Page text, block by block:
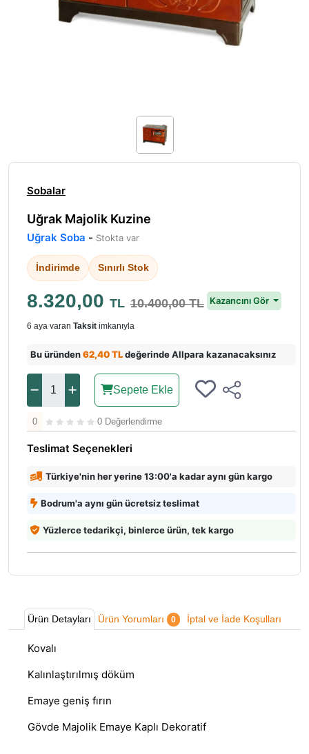
Sobalar
Uğrak Majolik Kuzine
Uğrak Soba - Stokta var
İndirimde Sınırlı Stok
8.320,00 TL 10.400,00 TL Kazancını Gör
6 aya varan Taksit imkanıyla
Bu üründen62,40 TLdeğerinde Allpara kazanacaksınız
Sepete Ekle
0 0 Değerlendirme
Teslimat Seçenekleri
Türkiye'nin her yerine 13:00'a kadar aynı gün kargo
Bodrum'a aynı gün ücretsiz teslimat
Yüzlerce tedarikçi, binlerce ürün, tek kargo
Ürün Detayları Ürün Yorumları 0 İptal ve İade Koşulları
Kovalı
Kalınlaştırılmış döküm
Emaye geniş fırın
Gövde Majolik Emaye Kaplı Dekoratif